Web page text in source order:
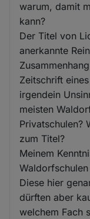
warum, damit
kann?
Der Titel von
anerkannte
Zeitschrift
irgendein
meisten
Privatschulen?
zum Titel?
Meinem
Diese hier
dürften aber
welchem Fach